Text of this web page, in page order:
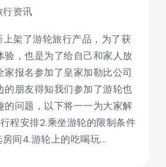
资讯
上架了游轮旅行产品，为了获
验，也是为了给自己和家人放
家报名参加了皇家加勒比公司
的朋友得知我们参加了游轮也
的问题，以下将一一为大家解
程安排2.乘坐游轮的限制条件
间4.游轮上的吃喝玩...